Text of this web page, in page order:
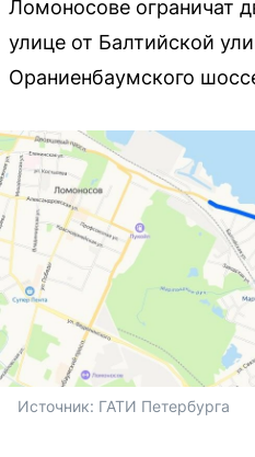
Ломоносове ограничат
улице от Балтийской
Ораниенбаумского
Источник: ГАТИ Петербурга